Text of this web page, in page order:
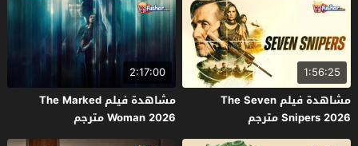
1:56:25
مشاهدة فيلم The Seven
Snipers 2026 مترجم
2:17:00
مشاهدة فيلم The Marked
Woman 2026 مترجم